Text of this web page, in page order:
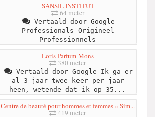
SANSIL INSTITUT
64 meter
Vertaald door Google
Professionals Origineel
Professionnels
Loris Parfum Mons
380 meter
Vertaald door Google Ik ga er
al 3 jaar twee keer per jaar
heen, wetende dat ik op 35...
Centre de beauté pour hommes et femmes « Sim...
419 meter